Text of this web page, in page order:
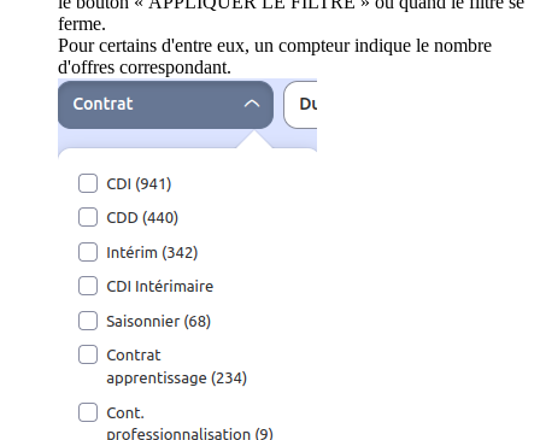
ferme.
Pour certains d'entre eux, un compteur indique le nombre
d'offres correspondant.